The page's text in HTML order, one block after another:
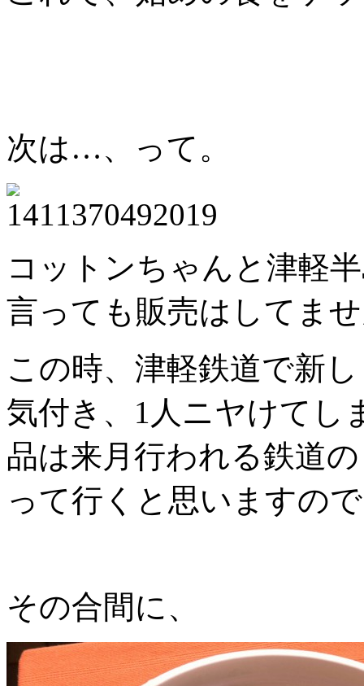
次は…、って。
コットンちゃんと津軽
言っても販売はしてま
この時、津軽鉄道で新
気付き、1人ニヤけてし
品は来月行われる鉄道
って行くと思いますの
その合間に、